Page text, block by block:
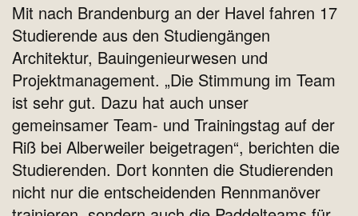
Mit nach Brandenburg an der Havel fahren 17
Studierende aus den Studiengängen
Architektur, Bauingenieurwesen und
Projektmanagement. „Die Stimmung im Team
ist sehr gut. Dazu hat auch unser
gemeinsamer Team- und Trainingstag auf der
Riß bei Alberweiler beigetragen“, berichten die
Studierenden. Dort konnten die Studierenden
nicht nur die entscheidenden Rennmanöver